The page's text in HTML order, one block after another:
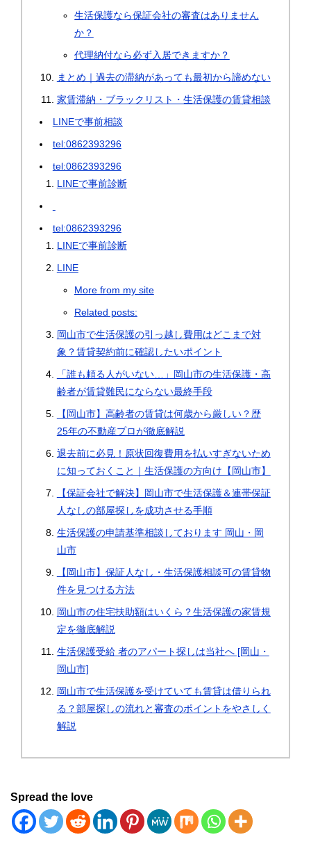
生活保護なら保証会社の審査はありません
か？
代理納付なら必ず入居できますか？
まとめ｜過去の滞納があっても最初から諦めない
家賃滞納・ブラックリスト・生活保護の賃貸相談
LINEで事前相談
tel:0862393296
tel:0862393296
LINEで事前診断
tel:0862393296
LINEで事前診断
LINE
More from my site
Related posts:
岡山市で生活保護の引っ越し費用はどこまで対
象？賃貸契約前に確認したいポイント
「誰も頼る人がいない…」岡山市の生活保護・高
齢者が賃貸難民にならない最終手段
【岡山市】高齢者の賃貸は何歳から厳しい？歴
25年の不動産プロが徹底解説
退去前に必見！原状回復費用を払いすぎないため
に知っておくこと｜生活保護の方向け【岡山市】
【保証会社で解決】岡山市で生活保護＆連帯保証
人なしの部屋探しを成功させる手順
生活保護の申請基準相談しております 岡山・岡
山市
【岡山市】保証人なし・生活保護相談可の賃貸物
件を見つける方法
岡山市の住宅扶助額はいくら？生活保護の家賃規
定を徹底解説
生活保護受給 者のアパート探しは当社へ [岡山・
岡山市]
岡山市で生活保護を受けていても賃貸は借りられ
る？部屋探しの流れと審査のポイントをやさしく
解説
Spread the love